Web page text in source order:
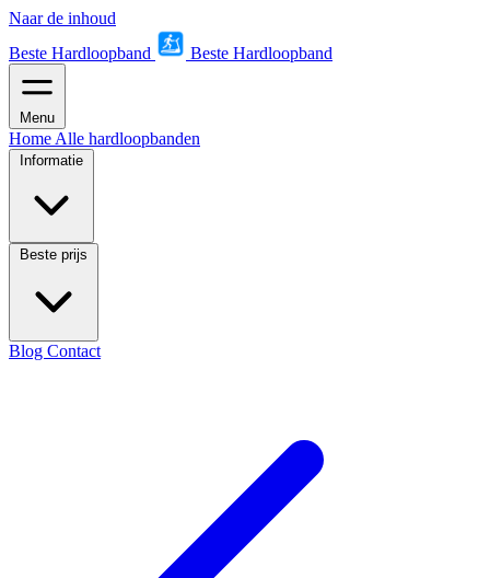
Naar de inhoud
Beste Hardloopband
Beste Hardloopband
Menu
Home Alle hardloopbanden
Informatie
Beste prijs
Blog Contact